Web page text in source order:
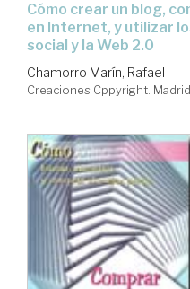
cómo crear un blog, compartir textos e imágenes
en Internet, y utilizar
social y la Web 2.0
Chamorro Marín, Rafael
Creaciones Cppyright.